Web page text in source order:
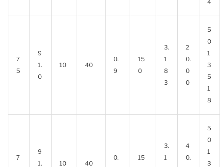
4
7
5
9
1.
0
10 40
0.
9
15
0
3.
1
8
3
2
0.
0
0
5
0
1
3
5
1
8
7
9
1.
10 40
0.
15
3.
1
4
0.
5
0
1
3